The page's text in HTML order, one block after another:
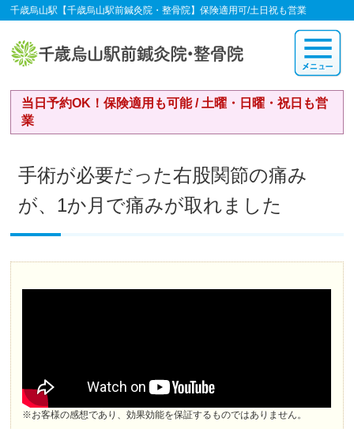
千歳烏山駅【千歳烏山駅前鍼灸院・整骨院】保険適用可/土日祝も営業
当日予約OK！保険適用も可能 / 土曜・日曜・祝日も営
業
手術が必要だった右股関節の痛み
が、1か月で痛みが取れました
※お客様の感想であり、効果効能を保証するものではありません。